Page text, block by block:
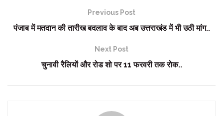
Previous Post
पंजाब में मतदान की तारीख बदलाव के बाद अब उत्तराखंड में भी उठी मांग..
Next Post
चुनावी रैलियों और रोड शो पर 11 फरवरी तक रोक..